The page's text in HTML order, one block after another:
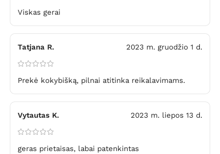
Viskas gerai
Tatjana R. 2023 m. gruodžio 1 d.
Prekė kokybišką, pilnai atitinka reikalavimams.
Vytautas K. 2023 m. liepos 13 d.
geras prietaisas, labai patenkintas